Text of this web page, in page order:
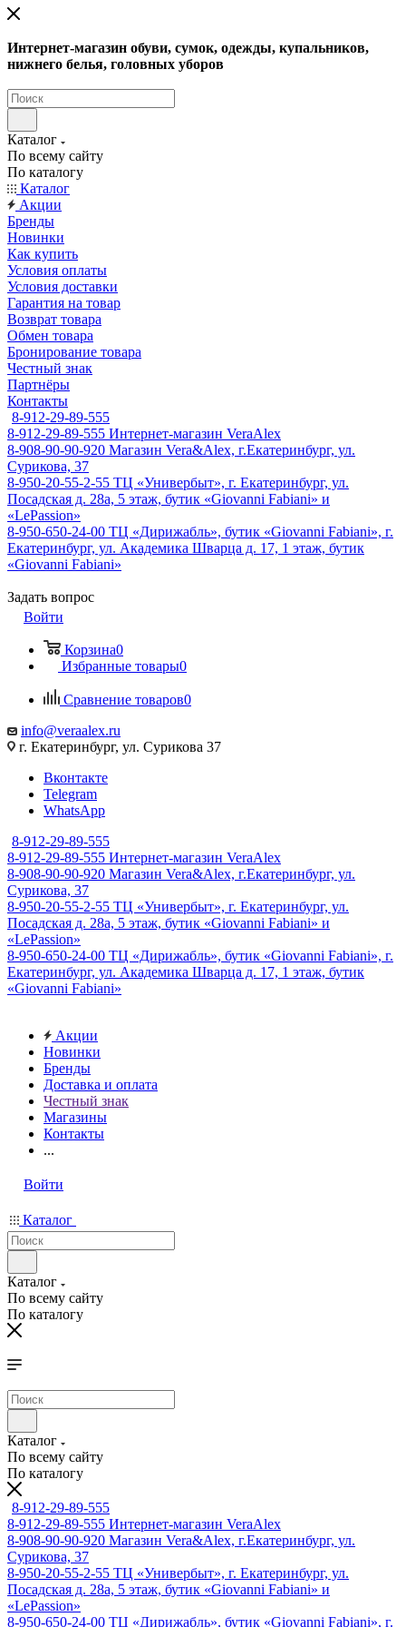
Интернет-магазин обуви, сумок, одежды, купальников,
нижнего белья, головных уборов
Каталог
По всему сайту
По каталогу
Каталог
Акции
Бренды
Новинки
Как купить
Условия оплаты
Условия доставки
Гарантия на товар
Возврат товара
Обмен товара
Бронирование товара
Честный знак
Партнёры
Контакты
8-912-29-89-555
8-912-29-89-555 Интернет-магазин VeraAlex
8-908-90-90-920 Магазин Vera&Alex, г.Екатеринбург, ул.
Сурикова, 37
8-950-20-55-2-55 ТЦ «Универбыт», г. Екатеринбург, ул.
Посадская д. 28а, 5 этаж, бутик «Giovanni Fabiani» и
«LePassion»
8-950-650-24-00 ТЦ «Дирижабль», бутик «Giovanni Fabiani», г.
Екатеринбург, ул. Академика Шварца д. 17, 1 этаж, бутик
«Giovanni Fabiani»
Задать вопрос
Войти
Корзина0
Избранные товары0
Сравнение товаров0
info@veraalex.ru
г. Екатеринбург, ул. Сурикова 37
Вконтакте
Telegram
WhatsApp
8-912-29-89-555
8-912-29-89-555 Интернет-магазин VeraAlex
8-908-90-90-920 Магазин Vera&Alex, г.Екатеринбург, ул.
Сурикова, 37
8-950-20-55-2-55 ТЦ «Универбыт», г. Екатеринбург, ул.
Посадская д. 28а, 5 этаж, бутик «Giovanni Fabiani» и
«LePassion»
8-950-650-24-00 ТЦ «Дирижабль», бутик «Giovanni Fabiani», г.
Екатеринбург, ул. Академика Шварца д. 17, 1 этаж, бутик
«Giovanni Fabiani»
Акции
Новинки
Бренды
Доставка и оплата
Честный знак
Магазины
Контакты
...
Войти
Каталог
Каталог
По всему сайту
По каталогу
Каталог
По всему сайту
По каталогу
8-912-29-89-555
8-912-29-89-555 Интернет-магазин VeraAlex
8-908-90-90-920 Магазин Vera&Alex, г.Екатеринбург, ул.
Сурикова, 37
8-950-20-55-2-55 ТЦ «Универбыт», г. Екатеринбург, ул.
Посадская д. 28а, 5 этаж, бутик «Giovanni Fabiani» и
«LePassion»
8-950-650-24-00 ТЦ «Дирижабль», бутик «Giovanni Fabiani», г.